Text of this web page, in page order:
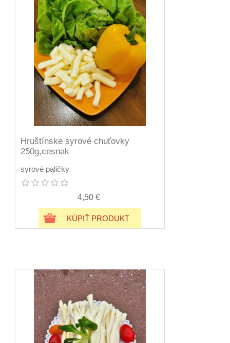
Hruštínske syrové chuťovky
250g,cesnak
syrové paličky
4,50 €
KÚPIŤ PRODUKT